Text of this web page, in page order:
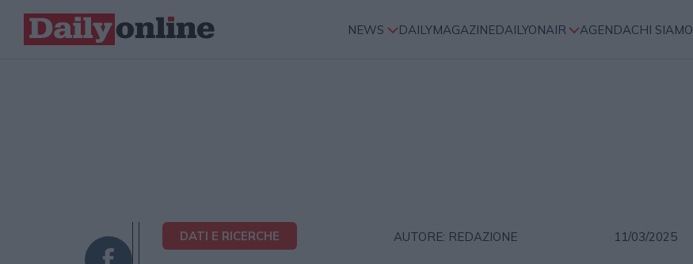
NEWS DAILYMAGAZINEDAILYONAIR AGENDACHI SIAMO
DATI E RICERCHE AUTORE: REDAZIONE 11/03/2025